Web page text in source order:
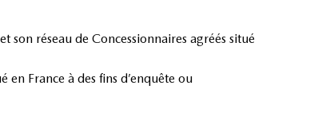
réseau de Concessionnaires agréés situé
en France à des fins d’enquête ou